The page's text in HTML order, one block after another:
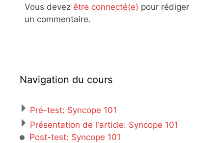
Vous devez être connecté(e) pour rédiger
un commentaire.
Navigation du cours
Pré-test: Syncope 101
Présentation de l'article: Syncope 101
Post-test: Syncope 101